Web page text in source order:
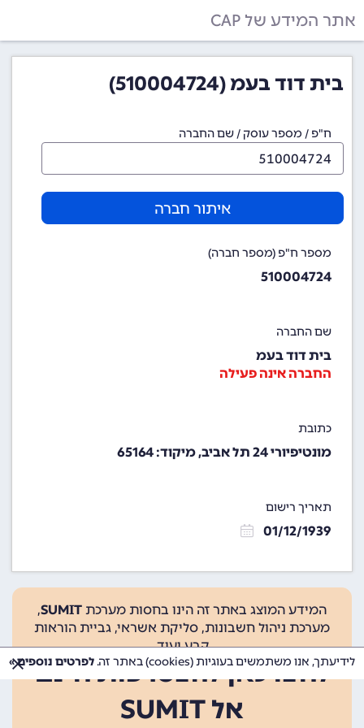
אתר המידע של CAP
בית דוד בעמ (510004724)
ח"פ / מספר עוסק / שם החברה
איתור חברה
מספר ח"פ (מספר חברה)
510004724
שם החברה
בית דוד בעמ
החברה אינה פעילה
כתובת
מונטיפיורי 24 תל אביב, מיקוד: 65164
תאריך רישום
01/12/1939
המידע המוצג באתר זה הינו בחסות מערכת SUMIT
,
מערכת ניהול חשבונות, סליקת אשראי, גביית הוראות
קבע ועוד.
לחצו כאן להצטרפות חינם
אל SUMIT
לידיעתך, אנו משתמשים בעוגיות (cookies) באתר זה. לפרטים נוספים »